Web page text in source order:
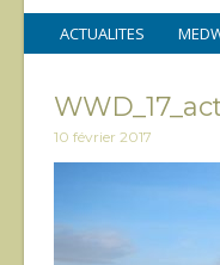
ACTUALITES
10 février 2017